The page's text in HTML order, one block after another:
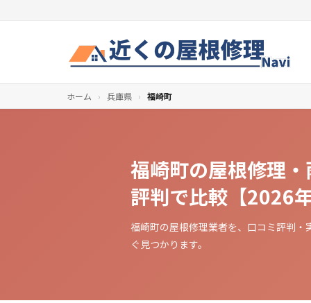
ホーム › 兵庫県 › 福崎町
福崎町の屋根修理
評判で比較【2026
福崎町の屋根修理業者を、口コミ評判
ぐ見つかります。